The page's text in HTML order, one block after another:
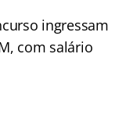
ingressam
com salário